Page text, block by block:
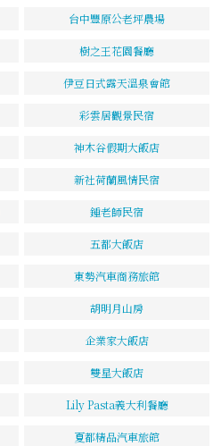
台中豐原公老坪農場
樹之王花園餐廳
伊豆日式露天溫泉會館
彩雲居觀景民宿
神木谷假期大飯店
新社荷蘭風情民宿
鍾老師民宿
五都大飯店
東勢汽車商務旅館
胡明月山房
企業家大飯店
雙星大飯店
Lily Pasta義大利餐廳
夏都精品汽車旅館